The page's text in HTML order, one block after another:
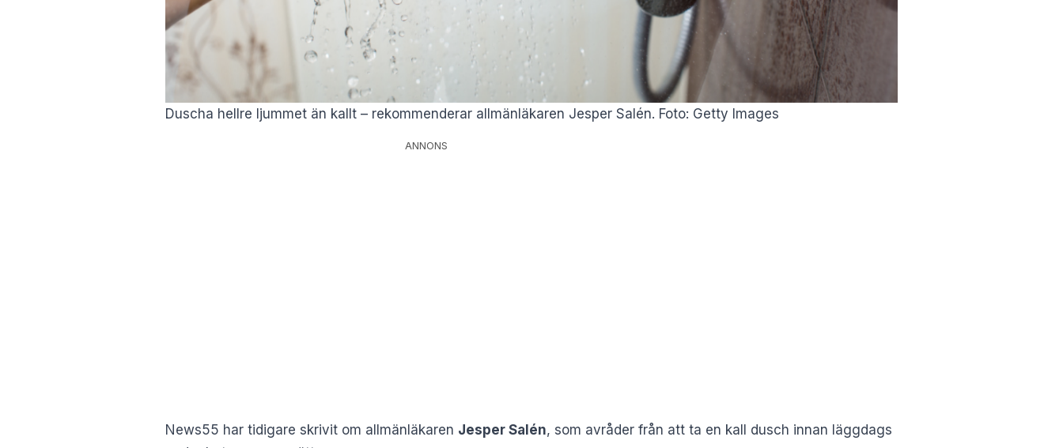
Duscha hellre ljummet än kallt – rekommenderar allmänläkaren Jesper Salén. Foto: Getty Images
ANNONS
News55 har tidigare skrivit om allmänläkaren Jesper Salén, som avråder från att ta en kall dusch innan läggdags